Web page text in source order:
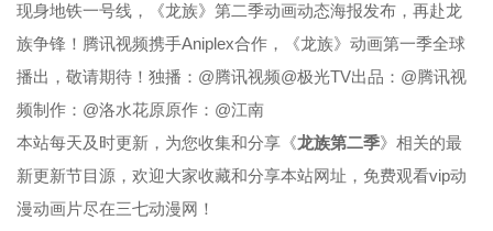
现身地铁一号线，《龙族》第二季动画动态海报发布，再赴龙
族争锋！腾讯视频携手Aniplex合作，《龙族》动画第一季全球
播出，敬请期待！独播：@腾讯视频@极光TV出品：@腾讯视
频制作：@洛水花原原作：@江南
本站每天及时更新，为您收集和分享《龙族第二季》相关的最
新更新节目源，欢迎大家收藏和分享本站网址，免费观看vip动
漫动画片尽在三七动漫网！